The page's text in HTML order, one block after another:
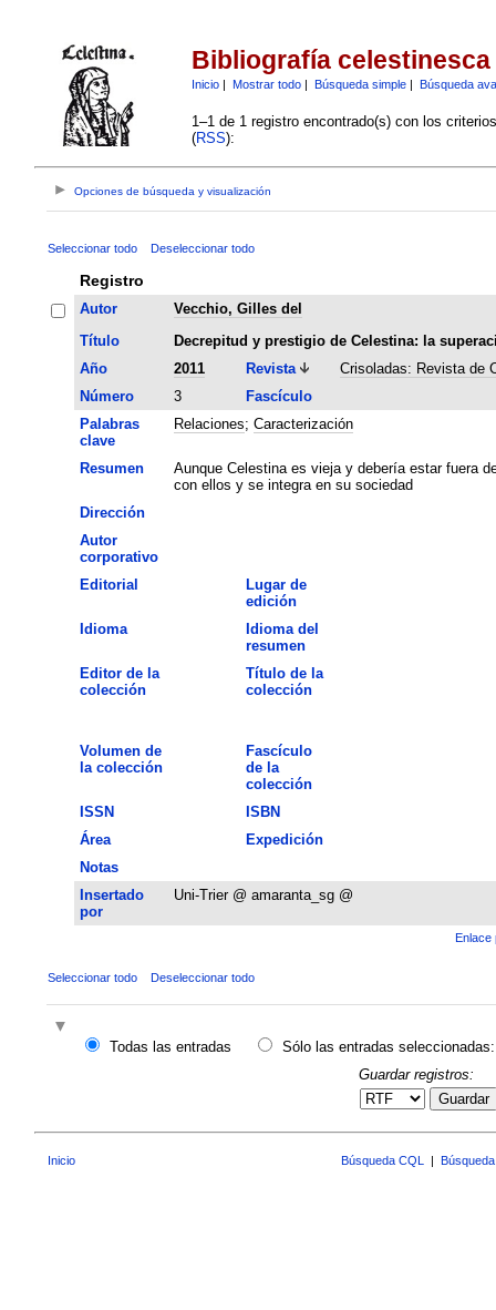
Bibliografía celestinesca
Inicio| Mostrar todo| Búsqueda simple| Búsqueda
1–1 de 1 registro encontrado(s) con los
(RSS):
Opciones de búsqueda y visualización
Seleccionar todo Deseleccionar todo
Registro
Autor
Vecchio, Gilles del
Título
Decrepitud y prestigio de Celestina: la
Año
2011 Revista
Crisoladas: Revista de
Número
3
Fascículo
Palabras
clave
Relaciones; Caracterización
Resumen
Aunque Celestina es vieja y debería estar fuera
con ellos y se integra en su sociedad
Dirección
Autor
corporativo
Editorial
Lugar de
edición
Idioma
Idioma del
resumen
Editor de la
colección
Título de la
colección
Volumen de
la colección
Fascículo
de la
colección
ISSN
ISBN
Área
Expedición
Notas
Insertado
por
Uni-Trier @ amaranta_sg @
Enlace
Seleccionar todo Deseleccionar todo
Todas las entradas
Sólo las entradas seleccionadas:
Guardar registros:
Guardar
Inicio Búsqueda CQL